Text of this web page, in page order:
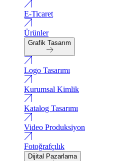
E-Ticaret
Ürünler
Grafik Tasarım
Logo Tasarımı
Kurumsal Kimlik
Katalog Tasarımı
Video Produksiyon
Fotoğrafçılık
Dijital Pazarlama